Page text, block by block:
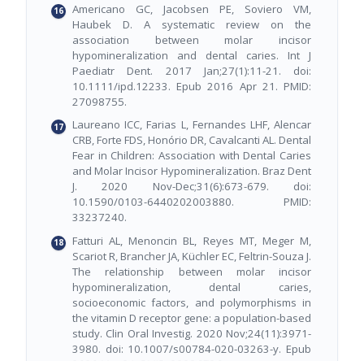
Americano GC, Jacobsen PE, Soviero VM,
Haubek D. A systematic review on the
association between molar incisor
hypomineralization and dental caries. Int J
Paediatr Dent. 2017 Jan;27(1):11-21. doi:
10.1111/ipd.12233. Epub 2016 Apr 21. PMID:
27098755.
Laureano ICC, Farias L, Fernandes LHF, Alencar
CRB, Forte FDS, Honório DR, Cavalcanti AL. Dental
Fear in Children: Association with Dental Caries
and Molar Incisor Hypomineralization. Braz Dent
J. 2020 Nov-Dec;31(6):673-679. doi:
10.1590/0103-6440202003880. PMID:
33237240.
Fatturi AL, Menoncin BL, Reyes MT, Meger M,
Scariot R, Brancher JA, Küchler EC, Feltrin-Souza J.
The relationship between molar incisor
hypomineralization, dental caries,
socioeconomic factors, and polymorphisms in
the vitamin D receptor gene: a population-based
study. Clin Oral Investig. 2020 Nov;24(11):3971-
3980. doi: 10.1007/s00784-020-03263-y. Epub